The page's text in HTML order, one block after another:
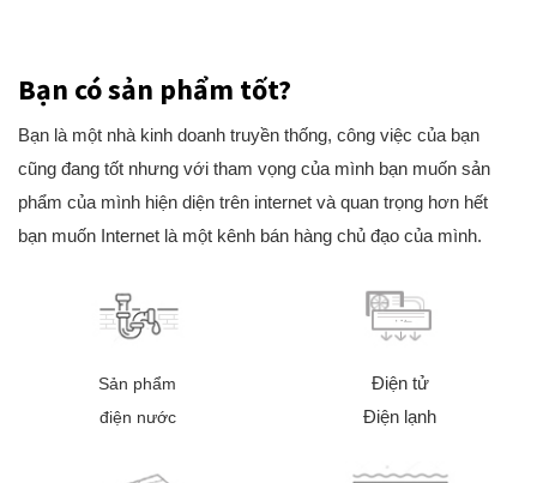
Bạn có sản phẩm tốt?
Bạn là một nhà kinh doanh truyền thống, công việc của bạn
cũng đang tốt nhưng với tham vọng của mình bạn muốn sản
phẩm của mình hiện diện trên internet và quan trọng hơn hết
bạn muốn Internet là một kênh bán hàng chủ đạo của mình.
Sản phẩm
điện nước
Điện tử
Điện lạnh